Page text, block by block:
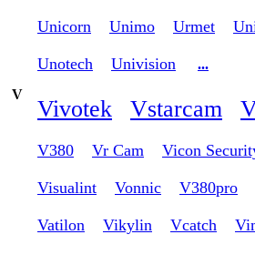
Unicorn Unimo Urmet
Unotech Univision
...
V
Vivotek Vstarcam
V380 Vr Cam Vicon
Visualint Vonnic V380pro
Vatilon Vikylin Vcatch